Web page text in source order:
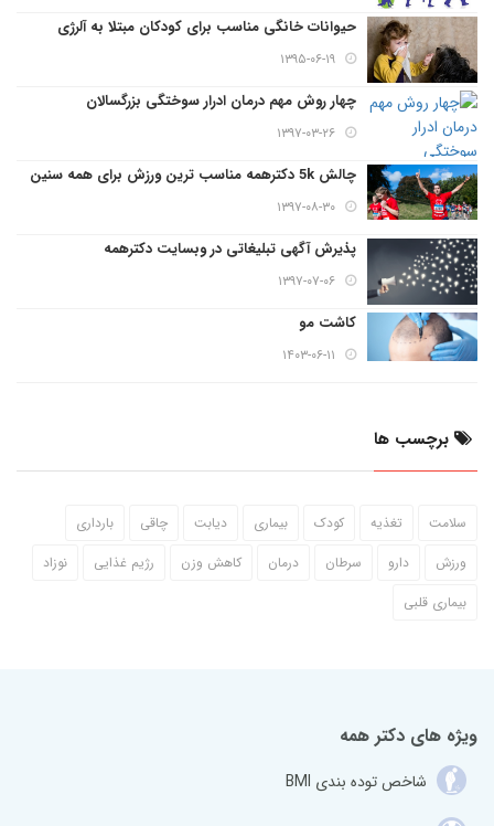
حیوانات خانگی مناسب برای کودکان مبتلا به آلرژی
۱۳۹۵-۰۶-۱۹
چهار روش مهم درمان ادرار سوختگی بزرگسالان
۱۳۹۷-۰۳-۲۶
چالش 5k دکترهمه مناسب ترین ورزش برای همه سنین
۱۳۹۷-۰۸-۳۰
پذیرش آگهی تبلیغاتی در وبسایت دکترهمه
۱۳۹۷-۰۷-۰۶
کاشت مو
۱۴۰۳-۰۶-۱۱
برچسب ها
سلامت تغذیه کودک بیماری دیابت چاقی
بارداری
ورزش
دارو سرطان درمان کاهش وزن رژیم غذایی
نوزاد
بیماری قلبی
ویژه های دکتر همه
شاخص توده بندی BMI